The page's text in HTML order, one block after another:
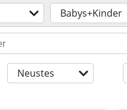
Babys+Kinder
Neustes